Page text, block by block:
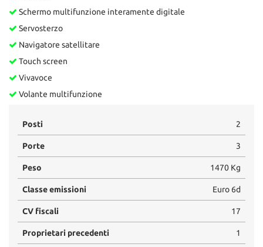
Schermo multifunzione interamente digitale
Servosterzo
Navigatore satellitare
Touch screen
Vivavoce
Volante multifunzione
Posti 2
Porte 3
Peso 1470 Kg
Classe emissioni Euro 6d
CV fiscali 17
Proprietari precedenti 1